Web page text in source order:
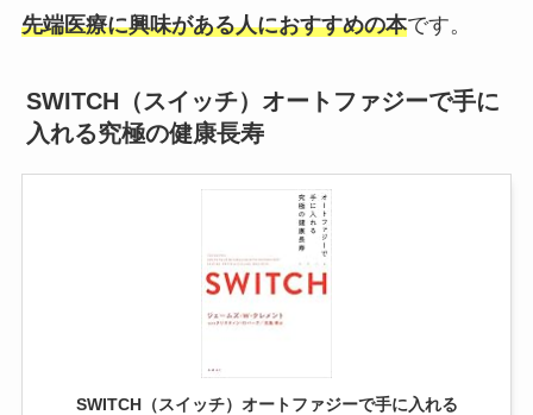
先端医療に興味がある人におすすめの本です。
SWITCH（スイッチ）オートファジーで手に
入れる究極の健康長寿
SWITCH（スイッチ）オートファジーで手に入れる